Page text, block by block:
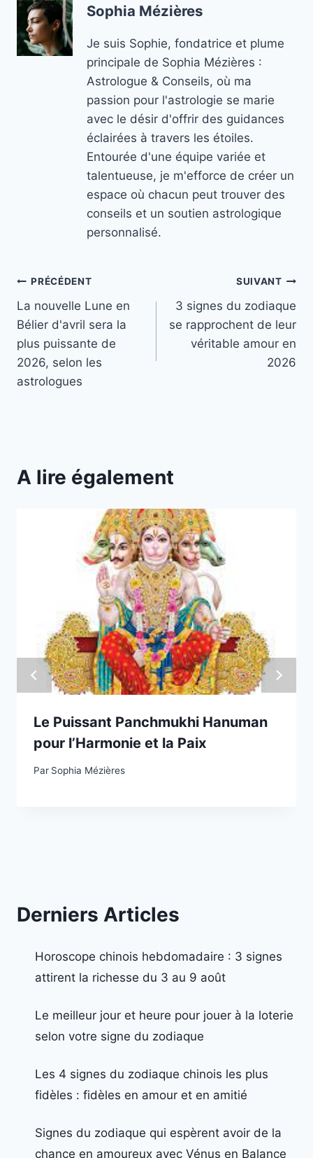
Sophia Mézières
Je suis Sophie, fondatrice et plume
principale de Sophia Mézières :
Astrologue & Conseils, où ma
passion pour l'astrologie se marie
avec le désir d'offrir des guidances
éclairées à travers les étoiles.
Entourée d'une équipe variée et
talentueuse, je m'efforce de créer un
espace où chacun peut trouver des
conseils et un soutien astrologique
personnalisé.
Navigation
de
l’article
PRÉCÉDENT
La nouvelle Lune en
Bélier d'avril sera la
plus puissante de
2026, selon les
astrologues
SUIVANT
3 signes du zodiaque
se rapprochent de leur
véritable amour en
2026
A lire également
Le Puissant Panchmukhi Hanuman
pour l’Harmonie et la Paix
Par Sophia Mézières
Derniers Articles
Horoscope chinois hebdomadaire : 3 signes
attirent la richesse du 3 au 9 août
Le meilleur jour et heure pour jouer à la loterie
selon votre signe du zodiaque
Les 4 signes du zodiaque chinois les plus
fidèles : fidèles en amour et en amitié
Signes du zodiaque qui espèrent avoir de la
chance en amoureux avec Vénus en Balance